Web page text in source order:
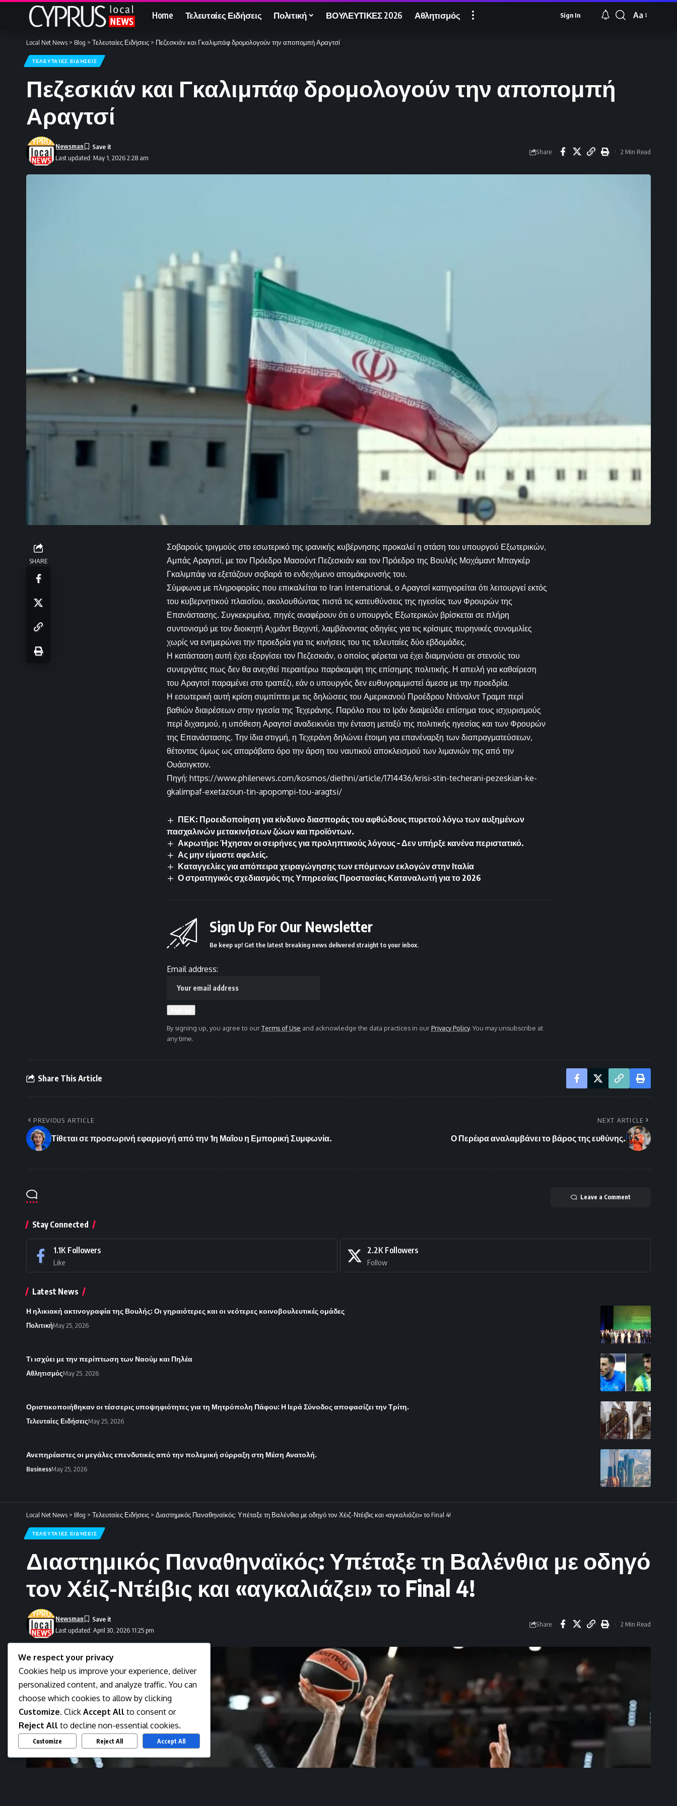
Home Τελευταίες Ειδήσεις Πολιτική ΒΟΥΛΕΥΤΙΚΕΣ 2026 Αθλητισμός Sign In
Font
Aa
Local Net News > Blog > Τελευταίες Ειδήσεις > Πεζεσκιάν και Γκαλιμπάφ δρομολογούν την αποπομπή Αραγτσί
ΤΕΛΕΥΤΑΊΕΣ ΕΙΔΉΣΕΙΣ
Πεζεσκιάν και Γκαλιμπάφ δρομολογούν την αποπομπή
Αραγτσί
Last updated: May 1, 2026 2:28 am
Newsman
Share 2 Min Read
SHARE
Σοβαρούς τριγμούς στο εσωτερικό της ιρανικής κυβέρνησης προκαλεί η στάση του υπουργού Εξωτερικών,
Αμπάς Αραγτσί, με τον Πρόεδρο Μασούντ Πεζεσκιάν και τον Πρόεδρο της Βουλής Μοχάμαντ Μπαγκέρ
Γκαλιμπάφ να εξετάζουν σοβαρά το ενδεχόμενο απομάκρυνσής του.
Σύμφωνα με πληροφορίες που επικαλείται το Iran International, ο Αραγτσί κατηγορείται ότι λειτουργεί εκτός
του κυβερνητικού πλαισίου, ακολουθώντας πιστά τις κατευθύνσεις της ηγεσίας των Φρουρών της
Επανάστασης. Συγκεκριμένα, πηγές αναφέρουν ότι ο υπουργός Εξωτερικών βρίσκεται σε πλήρη
συντονισμό με τον διοικητή Αχμάντ Βαχιντί, λαμβάνοντας οδηγίες για τις κρίσιμες πυρηνικές συνομιλίες
χωρίς να ενημερώνει την προεδρία για τις κινήσεις του τις τελευταίες δύο εβδομάδες.
Η κατάσταση αυτή έχει εξοργίσει τον Πεζεσκιάν, ο οποίος φέρεται να έχει διαμηνύσει σε στενούς του
συνεργάτες πως δεν θα ανεχθεί περαιτέρω παράκαμψη της επίσημης πολιτικής. Η απειλή για καθαίρεση
του Αραγτσί παραμένει στο τραπέζι, εάν ο υπουργός δεν ευθυγραμμιστεί άμεσα με την προεδρία.
Η εσωτερική αυτή κρίση συμπίπτει με τις δηλώσεις του Αμερικανού Προέδρου Ντόναλντ Τραμπ περί
βαθιών διαιρέσεων στην ηγεσία της Τεχεράνης. Παρόλο που το Ιράν διαψεύδει επίσημα τους ισχυρισμούς
περί διχασμού, η υπόθεση Αραγτσί αναδεικνύει την ένταση μεταξύ της πολιτικής ηγεσίας και των Φρουρών
της Επανάστασης. Την ίδια στιγμή, η Τεχεράνη δηλώνει έτοιμη για επανέναρξη των διαπραγματεύσεων,
θέτοντας όμως ως απαράβατο όρο την άρση του ναυτικού αποκλεισμού των λιμανιών της από την
Ουάσιγκτον.
Πηγή: https://www.philenews.com/kosmos/diethni/article/1714436/krisi-stin-techerani-pezeskian-ke-
gkalimpaf-exetazoun-tin-apopompi-tou-aragtsi/
ΠΕΚ: Προειδοποίηση για κίνδυνο διασποράς του αφθώδους πυρετού λόγω των αυξημένων
πασχαλινών μετακινήσεων ζώων και προϊόντων.
Ακρωτήρι: Ήχησαν οι σειρήνες για προληπτικούς λόγους – Δεν υπήρξε κανένα περιστατικό.
Ας μην είμαστε αφελείς.
Καταγγελίες για απόπειρα χειραγώγησης των επόμενων εκλογών στην Ιταλία
Ο στρατηγικός σχεδιασμός της Υπηρεσίας Προστασίας Καταναλωτή για το 2026
Sign Up For Our Newsletter
Be keep up! Get the latest breaking news delivered straight to your inbox.
Email address:
By signing up, you agree to ourTerms of Use and acknowledge the data practices in ourPrivacy Policy. You may unsubscribe at
any time.
Share This Article
PREVIOUS ARTICLE
Τίθεται σε προσωρινή εφαρμογή από την 1η Μαΐου η Εμπορική Συμφωνία.
NEXT ARTICLE
Ο Περέιρα αναλαμβάνει το βάρος της ευθύνης.
Leave a Comment
Stay Connected
1.1K Followers
Like
2.2K Followers
Follow
Latest News
Η ηλικιακή ακτινογραφία της Βουλής: Οι γηραιότερες και οι νεότερες κοινοβουλευτικές ομάδες
ΠολιτικήMay 25, 2026
Τι ισχύει με την περίπτωση των Ναούμ και Πηλέα
ΑθλητισμόςMay 25, 2026
Οριστικοποιήθηκαν οι τέσσερις υποψηφιότητες για τη Μητρόπολη Πάφου: Η Ιερά Σύνοδος αποφασίζει την Τρίτη.
Τελευταίες ΕιδήσειςMay 25, 2026
Ανεπηρέαστες οι μεγάλες επενδυτικές από την πολεμική σύρραξη στη Μέση Ανατολή.
BusinessMay 25, 2026
Local Net News > Blog > Τελευταίες Ειδήσεις > Διαστημικός Παναθηναϊκός: Υπέταξε τη Βαλένθια με οδηγό τον Χέιζ-Ντέιβις και «αγκαλιάζει» το Final 4!
ΤΕΛΕΥΤΑΊΕΣ ΕΙΔΉΣΕΙΣ
Διαστημικός Παναθηναϊκός: Υπέταξε τη Βαλένθια με οδηγό
τον Χέιζ-Ντέιβις και «αγκαλιάζει» το Final 4!
Last updated: April 30, 2026 11:25 pm
Newsman
Share 2 Min Read
We respect your privacy
Cookies help us improve your experience, deliver
personalized content, and analyze traffic. You can
choose which cookies to allow by clicking
Customize. Click Accept All to consent or
Reject All to decline non-essential cookies.
Customize Reject All Accept All